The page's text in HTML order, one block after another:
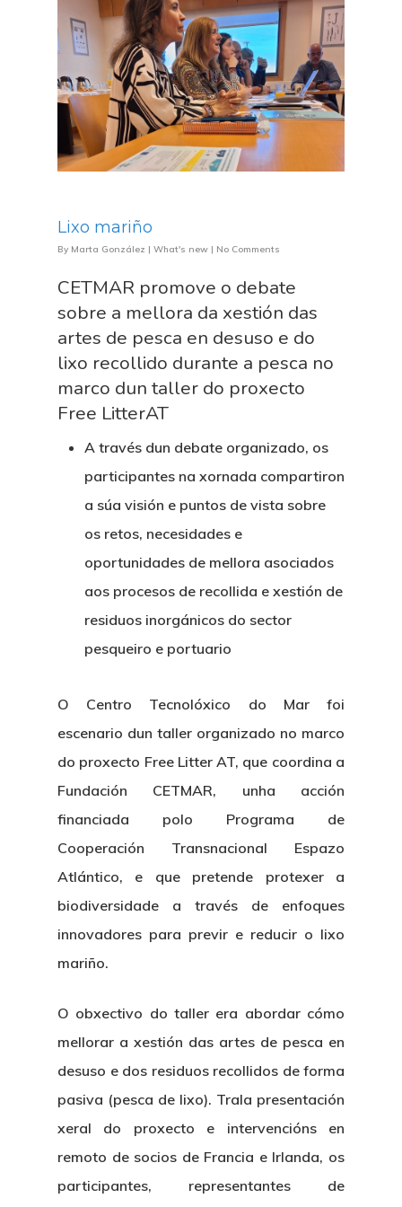
Lixo mariño
By Marta González | What's new | No Comments
CETMAR promove o debate
sobre a mellora da xestión das
artes de pesca en desuso e do
lixo recollido durante a pesca no
marco dun taller do proxecto
Free LitterAT
A través dun debate organizado, os
participantes na xornada compartiron
a súa visión e puntos de vista sobre
os retos, necesidades e
oportunidades de mellora asociados
aos procesos de recollida e xestión de
residuos inorgánicos do sector
pesqueiro e portuario
O Centro Tecnolóxico do Mar foi
escenario dun taller organizado no marco
do proxecto Free Litter AT, que coordina a
Fundación CETMAR, unha acción
financiada polo Programa de
Cooperación Transnacional Espazo
Atlántico, e que pretende protexer a
biodiversidade a través de enfoques
innovadores para previr e reducir o lixo
mariño.
O obxectivo do taller era abordar cómo
mellorar a xestión das artes de pesca en
desuso e dos residuos recollidos de forma
pasiva (pesca de lixo). Trala presentación
xeral do proxecto e intervencións en
remoto de socios de Francia e Irlanda, os
participantes, representantes de